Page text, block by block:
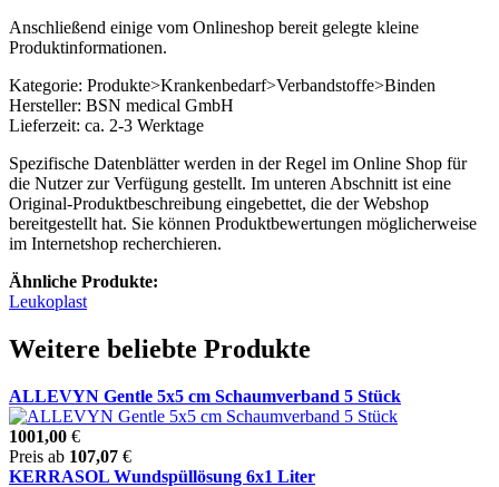
Anschließend einige vom Onlineshop bereit gelegte kleine
Produktinformationen.
Kategorie: Produkte>Krankenbedarf>Verbandstoffe>Binden
Hersteller: BSN medical GmbH
Lieferzeit: ca. 2-3 Werktage
Spezifische Datenblätter werden in der Regel im Online Shop für
die Nutzer zur Verfügung gestellt. Im unteren Abschnitt ist eine
Original-Produktbeschreibung eingebettet, die der Webshop
bereitgestellt hat. Sie können Produktbewertungen möglicherweise
im Internetshop recherchieren.
Ähnliche Produkte:
Leukoplast
Weitere beliebte Produkte
ALLEVYN Gentle 5x5 cm Schaumverband 5 Stück
1001,00 €
Preis ab 107,07 €
KERRASOL Wundspüllösung 6x1 Liter